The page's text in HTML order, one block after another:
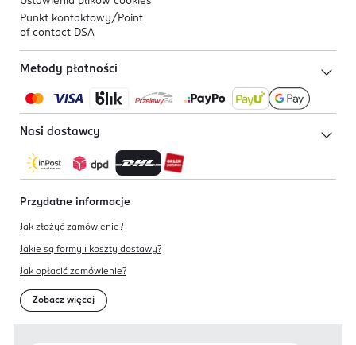
Punkt kontaktowy/ Point
of contact DSA
Metody płatności
Nasi dostawcy
Przydatne informacje
Jak złożyć zamówienie?
Jakie są formy i koszty dostawy?
Jak opłacić zamówienie?
Zobacz więcej